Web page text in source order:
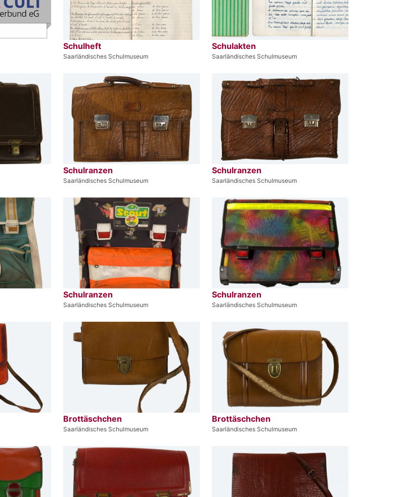
Schulheft
Saarländisches Schulmuseum
Schulakten
Saarländisches Schulmuseum
Schulranzen
Saarländisches Schulmuseum
Schulranzen
Saarländisches Schulmuseum
Schulranzen
Saarländisches Schulmuseum
Schulranzen
Saarländisches Schulmuseum
Brottäschchen
Saarländisches Schulmuseum
Brottäschchen
Saarländisches Schulmuseum